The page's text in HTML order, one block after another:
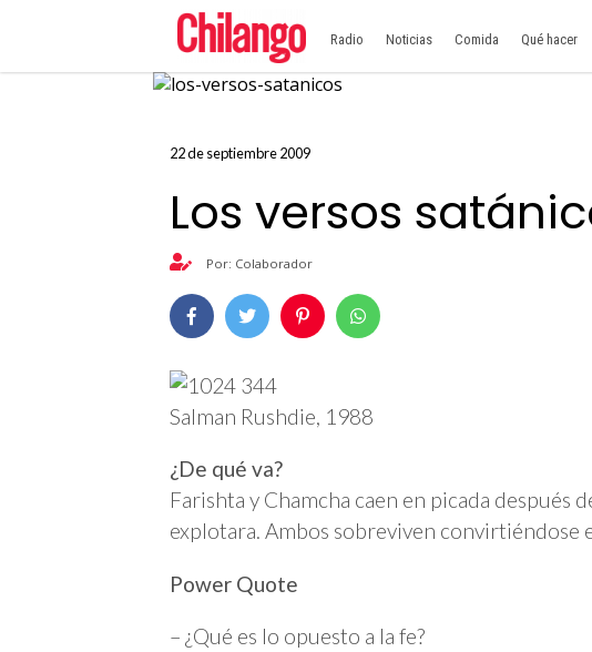
Radio Noticias Comida Qué hacer
22 de septiembre 2009
Los versos
Por: Colaborador
Salman Rushdie, 1988
¿De qué va?
Farishta y Chamcha caen en picada después
explotara. Ambos sobreviven convirtiéndose
Power Quote
– ¿Qué es lo opuesto a la fe?